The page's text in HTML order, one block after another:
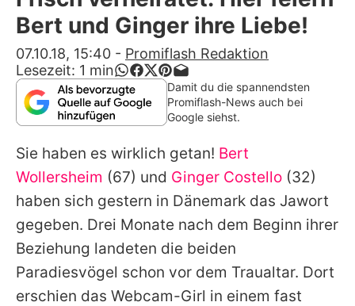
Alle Themen auf Promiflash
Jobs
App runterladen
Team
Redaktionelle Richtlinien
Impressum
Datenschutzerklärung
Nutzungsbedingungen
Utiq verwalten
Bert und Ginger ihre Liebe!
07.10.18, 15:40 - Promiflash Redaktion
Lesezeit: 1 min
Damit du die spannendsten
Promiflash-News auch bei
Google siehst.
Sie haben es wirklich getan! Bert
Wollersheim (67) und Ginger Costello (32)
haben sich gestern in Dänemark das Jawort
gegeben. Drei Monate nach dem Beginn ihrer
Beziehung landeten die beiden
Paradiesvögel schon vor dem Traualtar. Dort
erschien das Webcam-Girl in einem fast